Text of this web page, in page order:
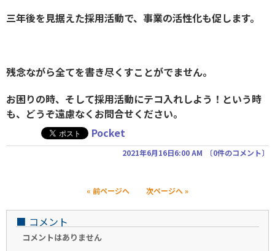
三年後を見据えた採用活動で、事業の活性化も促します。
残念ながら全てを書き尽くすことがでません。
お困りの時、そして採用活動にテコ入れしよう！という時
も、どうぞ遠慮なくお問合せください。
Pocket
2021年6月16日6:00 AM 〔0件のコメント〕
« 前ページへ 次ページへ »
■ コメント
コメントはありません